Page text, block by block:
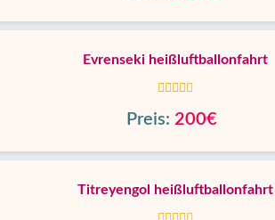
Evrenseki heißluftballonfahrt
Preis: 200€
Titreyengol heißluftballonfahrt